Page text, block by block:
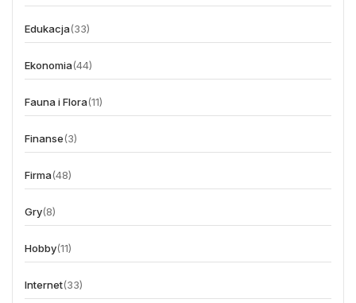
Edukacja(33)
Ekonomia(44)
Fauna i Flora(11)
Finanse(3)
Firma(48)
Gry(8)
Hobby(11)
Internet(33)